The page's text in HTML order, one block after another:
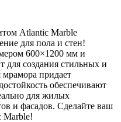
Atlantic Marble
для пола и стен!
600×1200 мм и
для создания стильных и
придает
обеспечивают
для жилых
и фасадов. Сделайте ваш
Marble!